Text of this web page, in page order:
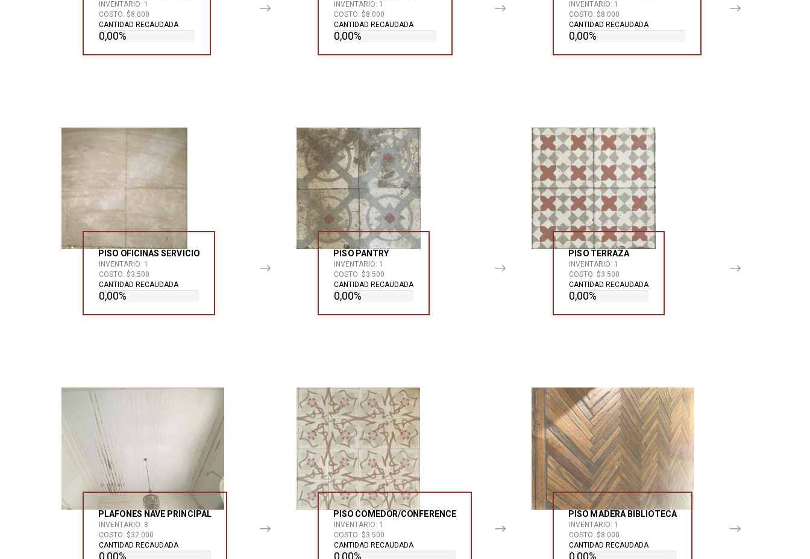
INVENTARIO: 1
COSTO: $8.000
CANTIDAD RECAUDADA
0,00%
INVENTARIO: 1
COSTO: $8.000
CANTIDAD RECAUDADA
0,00%
INVENTARIO: 1
COSTO: $8.000
CANTIDAD RECAUDADA
0,00%
PISO OFICINAS SERVICIO
INVENTARIO: 1
COSTO: $3.500
CANTIDAD RECAUDADA
0,00%
PISO PANTRY
INVENTARIO: 1
COSTO: $3.500
CANTIDAD RECAUDADA
0,00%
PISO TERRAZA
INVENTARIO: 1
COSTO: $3.500
CANTIDAD RECAUDADA
0,00%
PLAFONES NAVE PRINCIPAL
INVENTARIO: 8
COSTO: $32.000
CANTIDAD RECAUDADA
0,00%
PISO COMEDOR/CONFERENCE
INVENTARIO: 1
COSTO: $3.500
CANTIDAD RECAUDADA
0,00%
PISO MADERA BIBLIOTECA
INVENTARIO: 1
COSTO: $8.000
CANTIDAD RECAUDADA
0,00%